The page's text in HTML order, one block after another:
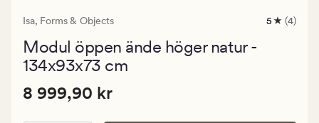
Isa, Forms & Objects
4
5 (4)
Modul öppen ände höger natur -
134x93x73 cm
Pris
Pris 8 999,90 kr
8 999,90 kr